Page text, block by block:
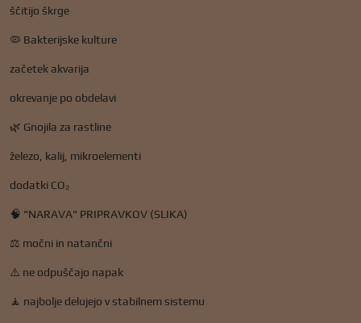
ščitijo škrge
🦠 Bakterijske kulture
začetek akvarija
okrevanje po obdelavi
🌿 Gnojila za rastline
železo, kalij, mikroelementi
dodatki CO₂
🧠 "NARAVA" PRIPRAVKOV (SLIKA)
⚖️ močni in natančni
⚠️ ne odpuščajo napak
🧘 najbolje delujejo v stabilnem sistemu